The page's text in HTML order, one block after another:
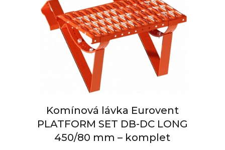
Komínová lávka Eurovent
PLATFORM SET DB-DC LONG
450/80 mm – komplet